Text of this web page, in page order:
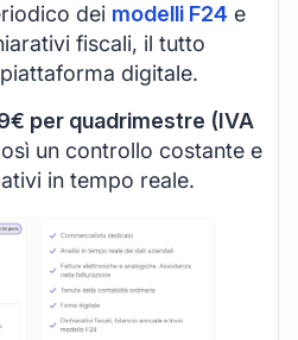
dei modelli F24 e
fiscali, il tutto
digitale.
per quadrimestre (IVA
un controllo costante e
in tempo reale.